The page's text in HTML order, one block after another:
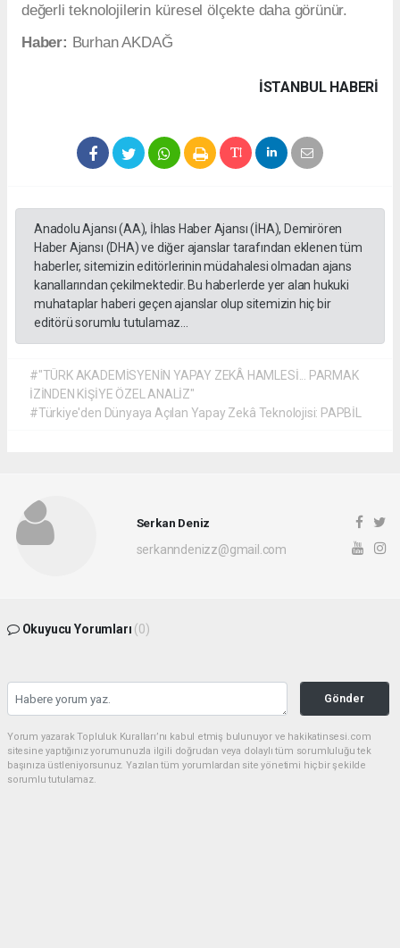
Okullarda ve Spor Merkezlerinde Kullanılıyor
Şirketin verdiği bilgiye göre PAPBİL, yaklaşık iki yıldır
devlet ve özel okulların yanı sıra kreşler, anaokulları,
kurs merkezleri ve spor eğitim kurumlarında
kullanılmaya devam ediyor.
Sistemin, öğrencilerin eğitim hayatının ilk günlerinden
itibaren potansiyel haritalarını oluşturduğu, aileler ile
PAPBİL ekibi, üniversitelerle ortak bilimsel
çalışmalarını da sürdürüyor.
projelerden birinin Uşak Üniversitesi Bilimsel
bildirildi.
Ayrıca Marmara Üniversitesi ile Pamukkale
Üniversitesi öğretim üyeleriyle sporcuların genetik
potansiyellerine ilişkin ortak bilimsel araştırmaların
devam ettiği kaydedildi.